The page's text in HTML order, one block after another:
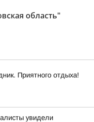
область"
Приятного отдыха!
увидели